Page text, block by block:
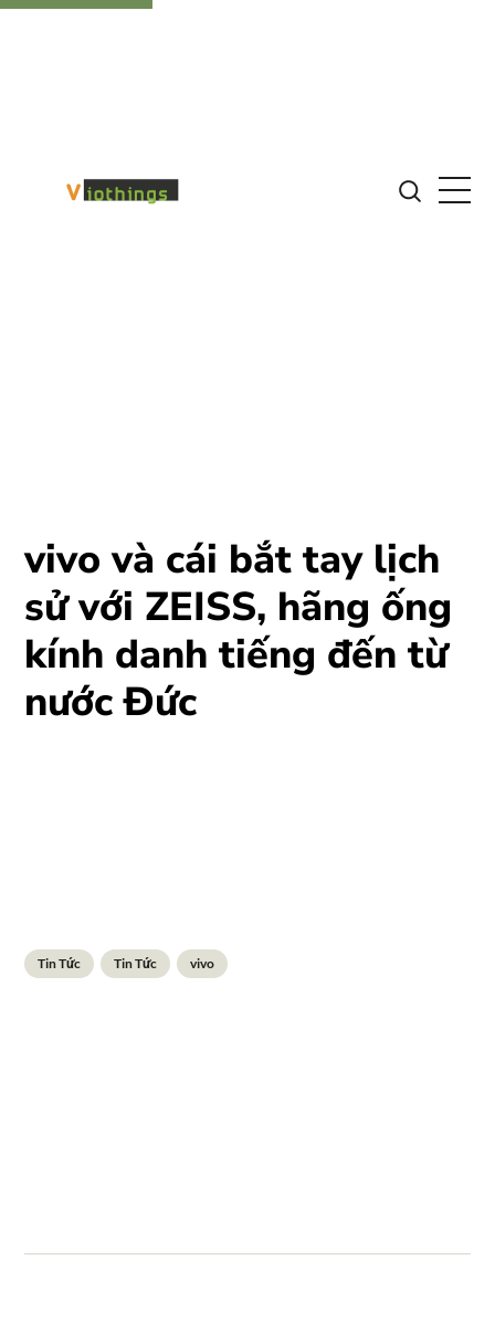
vivo và cái bắt tay lịch
sử với ZEISS, hãng ống
kính danh tiếng đến từ
nước Đức
Tin Tức Tin Tức vivo